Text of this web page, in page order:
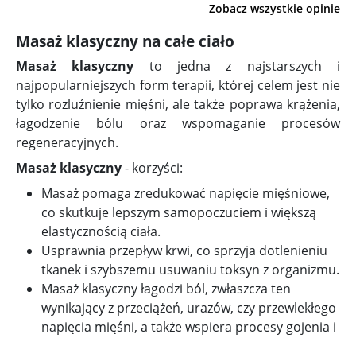
Zobacz wszystkie opinie
Masaż klasyczny na całe ciało
Masaż klasyczny to jedna z najstarszych i
najpopularniejszych form terapii, której celem jest nie
tylko rozluźnienie mięśni, ale także poprawa krążenia,
łagodzenie bólu oraz wspomaganie procesów
regeneracyjnych.
Masaż klasyczny- korzyści:
Masaż pomaga zredukować napięcie mięśniowe,
co skutkuje lepszym samopoczuciem i większą
elastycznością ciała.
Usprawnia przepływ krwi, co sprzyja dotlenieniu
tkanek i szybszemu usuwaniu toksyn z organizmu.
Masaż klasyczny łagodzi ból, zwłaszcza ten
wynikający z przeciążeń, urazów, czy przewlekłego
napięcia mięśni, a także wspiera procesy gojenia i